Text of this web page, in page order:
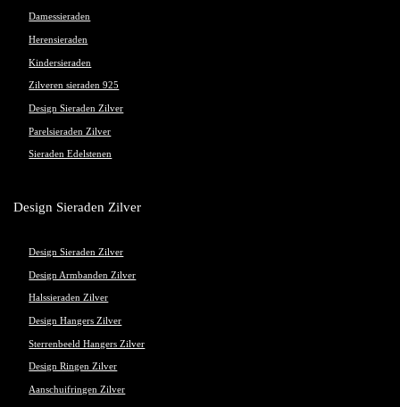
Damessieraden
Herensieraden
Kindersieraden
Zilveren sieraden 925
Design Sieraden Zilver
Parelsieraden Zilver
Sieraden Edelstenen
Design Sieraden Zilver
Design Sieraden Zilver
Design Armbanden Zilver
Halssieraden Zilver
Design Hangers Zilver
Sterrenbeeld Hangers Zilver
Design Ringen Zilver
Aanschuifringen Zilver